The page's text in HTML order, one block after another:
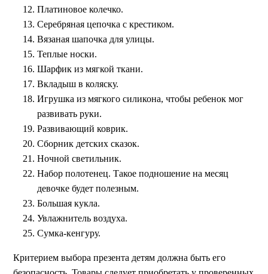
Платиновое колечко.
Серебряная цепочка с крестиком.
Вязаная шапочка для улицы.
Теплые носки.
Шарфик из мягкой ткани.
Вкладыш в коляску.
Игрушка из мягкого силикона, чтобы ребенок мог
развивать руки.
Развивающий коврик.
Сборник детских сказок.
Ночной светильник.
Набор полотенец. Такое подношение на месяц
девочке будет полезным.
Большая кукла.
Увлажнитель воздуха.
Сумка-кенгуру.
Критерием выбора презента детям должна быть его